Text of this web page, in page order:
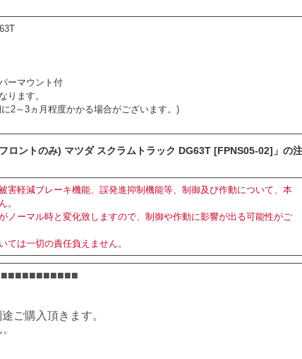
ーマウント付
ります。
2～3ヵ月程度かかる場合がございます。)
ロントのみ) マツダ スクラムトラック DG63T [FPNS05-02]」の
害軽減ブレーキ機能、誤発進抑制機能等、制御及び作動について、本
。
ノーマル時と変化致しますので、制御や作動に影響が出る可能性がご
ては一切の責任負えません。
ご購入頂きます。